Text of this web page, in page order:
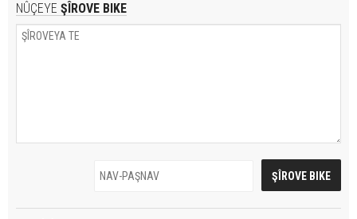
NÛÇEYE ŞÎROVE BIKE